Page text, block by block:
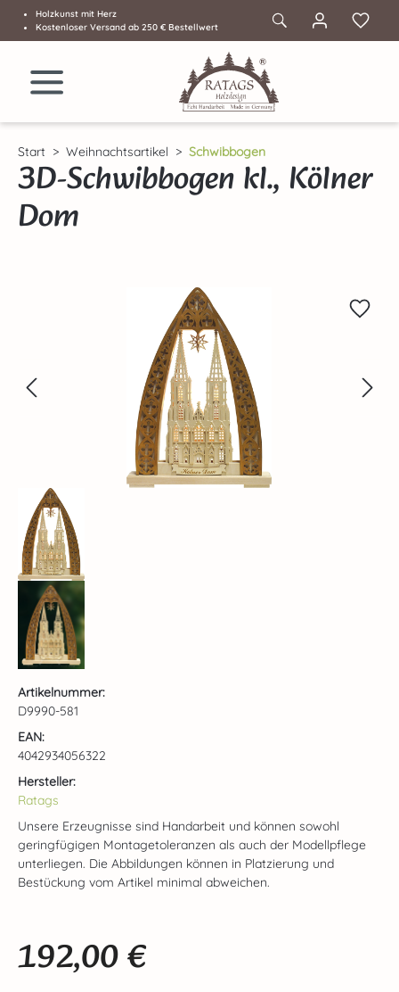
Zum Hauptinhalt springen
Holzkunst mit Herz
Kostenloser Versand ab 250 € Bestellwert
Start Weihnachtsartikel Schwibbogen
3D-Schwibbogen kl., Kölner
Dom
Artikelnummer:
D9990-581
EAN:
4042934056322
Hersteller:
Ratags
Unsere Erzeugnisse sind Handarbeit und können sowohl
geringfügigen Montagetoleranzen als auch der Modellpflege
unterliegen. Die Abbildungen können in Platzierung und
Bestückung vom Artikel minimal abweichen.
Regulärer Preis:
192,00 €